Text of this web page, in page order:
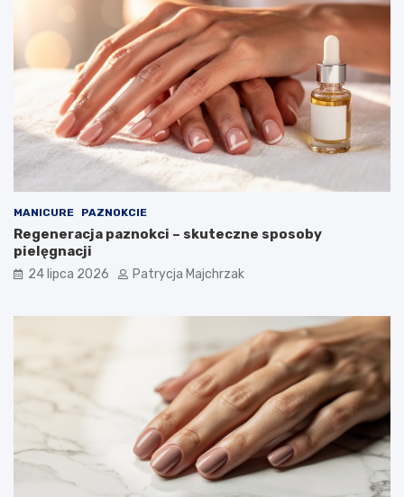
MANICURE PAZNOKCIE
Regeneracja paznokci – skuteczne sposoby
pielęgnacji
24 lipca 2026 Patrycja Majchrzak